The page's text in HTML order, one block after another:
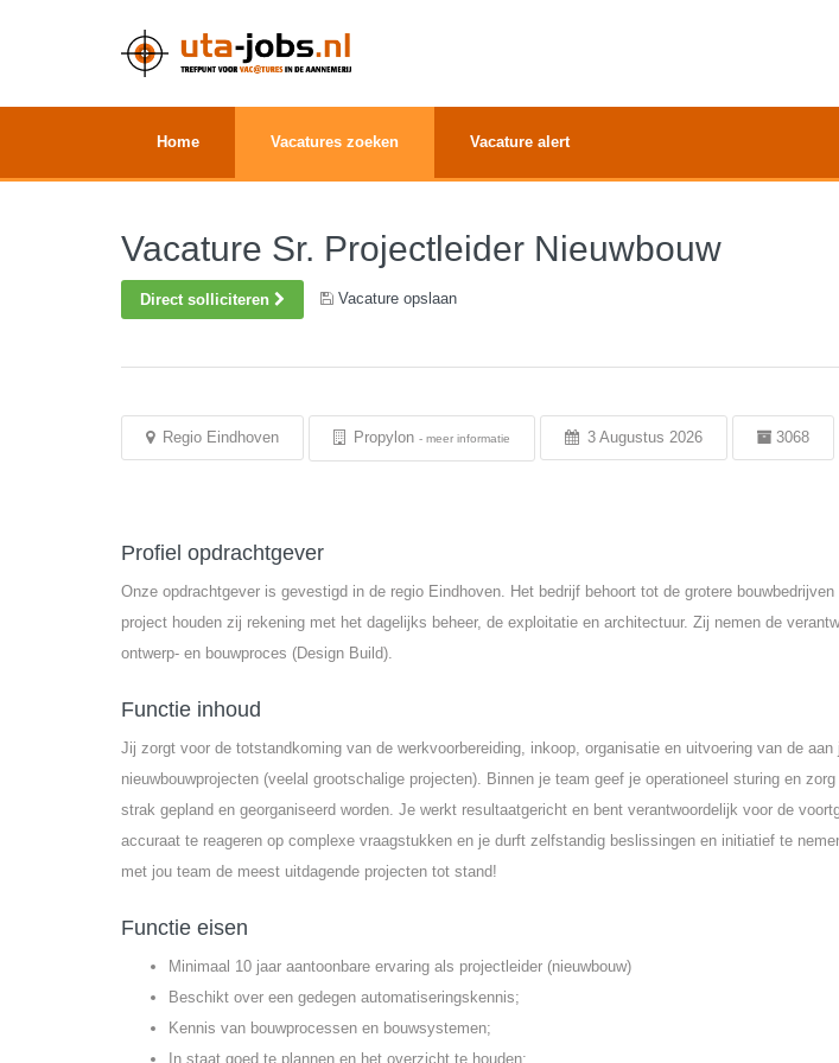
Home Vacatures zoeken Vacature alert
Vacature Sr. Projectleider Nieuwbouw
Direct solliciteren Vacature opslaan
Regio Eindhoven Propylon - meer informatie 3 Augustus 2026 3068
Profiel opdrachtgever
Onze opdrachtgever is gevestigd in de regio Eindhoven. Het bedrijf behoort tot de grotere
project houden zij rekening met het dagelijks beheer, de exploitatie en architectuur. Zij nemen de
ontwerp- en bouwproces (Design Build).
Functie inhoud
Jij zorgt voor de totstandkoming van de werkvoorbereiding, inkoop, organisatie en uitvoering van de aan
nieuwbouwprojecten (veelal grootschalige projecten). Binnen je team geef je operationeel sturing en
strak gepland en georganiseerd worden. Je werkt resultaatgericht en bent verantwoordelijk voor de
accuraat te reageren op complexe vraagstukken en je durft zelfstandig beslissingen en initiatief te
met jou team de meest uitdagende projecten tot stand!
Functie eisen
Minimaal 10 jaar aantoonbare ervaring als projectleider (nieuwbouw)
Beschikt over een gedegen automatiseringskennis;
Kennis van bouwprocessen en bouwsystemen;
In staat goed te plannen en het overzicht te houden;